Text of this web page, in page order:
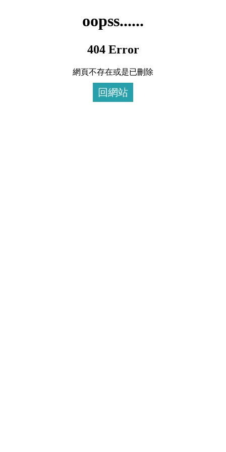
oopss......
404 Error
網頁不存在或是已刪除
回網站